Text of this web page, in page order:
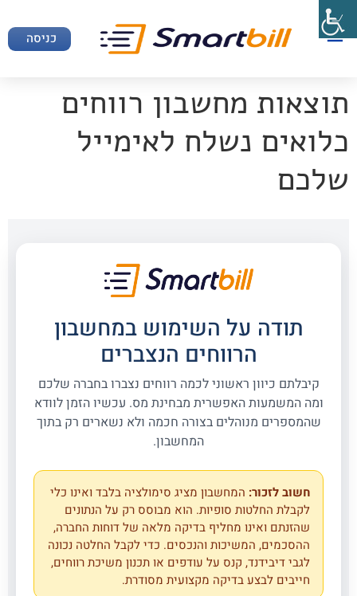
כניסה
תוצאות מחשבון רווחים
כלואים נשלח לאימייל
שלכם
תודה על השימוש במחשבון
הרווחים הנצברים
קיבלתם כיוון ראשוני לכמה רווחים נצברו בחברה שלכם
ומה המשמעות האפשרית מבחינת מס. עכשיו הזמן לוודא
שהמספרים מנוהלים בצורה חכמה ולא נשארים רק בתוך
המחשבון.
חשוב לזכור: המחשבון מציג סימולציה בלבד ואינו כלי
לקבלת החלטות סופיות. הוא מבוסס רק על הנתונים
שהזנתם ואינו מחליף בדיקה מלאה של דוחות החברה,
ההסכמים, המשיכות והנכסים. כדי לקבל החלטה נכונה
לגבי דיבידנד, קנס על עודפים או תכנון משיכת רווחים,
חייבים לבצע בדיקה מקצועית מסודרת.